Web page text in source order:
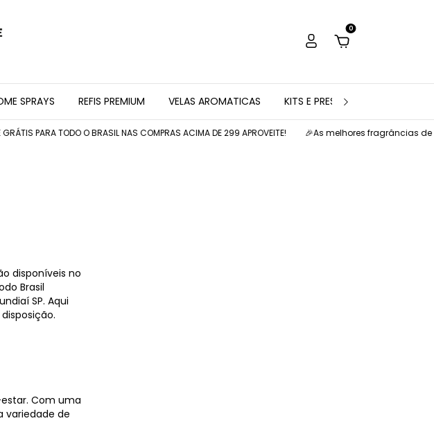
0
SPRAYS REFIS PREMIUM VELAS AROMATICAS KITS E PRESENTES
PARA TODO O BRASIL NAS COMPRAS ACIMA DE 299 APROVEITE! 🎉As melhores fragrâncias de
disponíveis no
Brasil
SP. Aqui
Com uma
variedade de